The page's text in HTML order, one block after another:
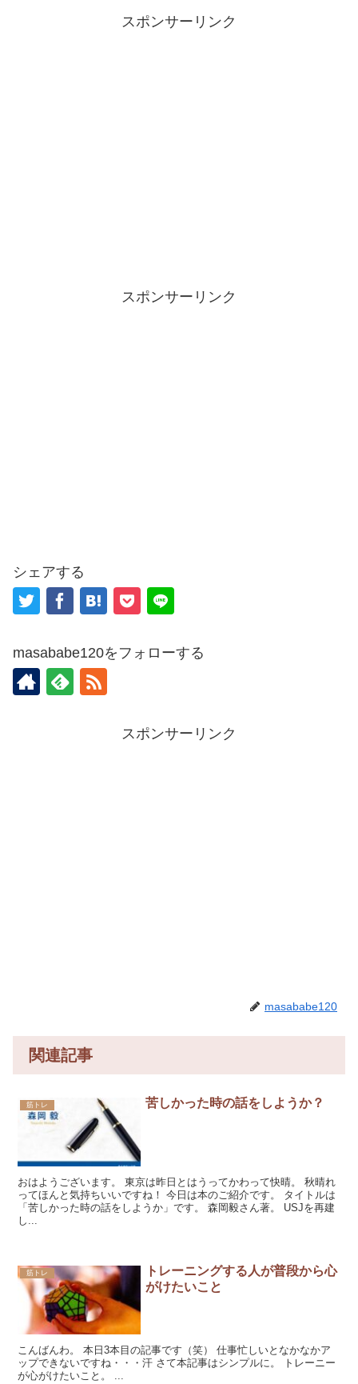
スポンサーリンク
スポンサーリンク
シェアする
masababe120をフォローする
スポンサーリンク
masababe120
関連記事
筋トレ 苦しかった時の話をしようか？
おはようございます。 東京は昨日とはうってかわって快晴。 秋晴れ
ってほんと気持ちいいですね！ 今日は本のご紹介です。 タイトルは
「苦しかった時の話をしようか」です。 森岡毅さん著。 USJを再建
し...
筋トレ
トレーニングする人が普段から心
がけたいこと
こんばんわ。 本日3本目の記事です（笑） 仕事忙しいとなかなかア
ップできないですね・・・汗 さて本記事はシンプルに。 トレーニー
が心がけたいこと。 ...